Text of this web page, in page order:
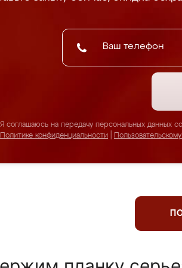
Я соглашаюсь на передачу персональных данных
Политике конфиденциальности